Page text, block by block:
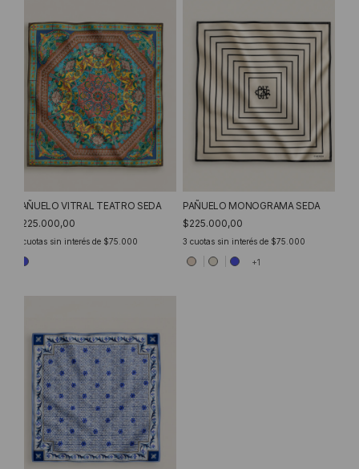
PAÑUELO VITRAL TEATRO SEDA
$225.000,00
cuotas sin interés de $75.000
PAÑUELO MONOGRAMA SEDA
$225.000,00
3 cuotas sin interés de $75.000
+1